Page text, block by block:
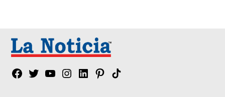
Facebook
TwitterYouTubeInstagram
LinkedinPinterest
Tik